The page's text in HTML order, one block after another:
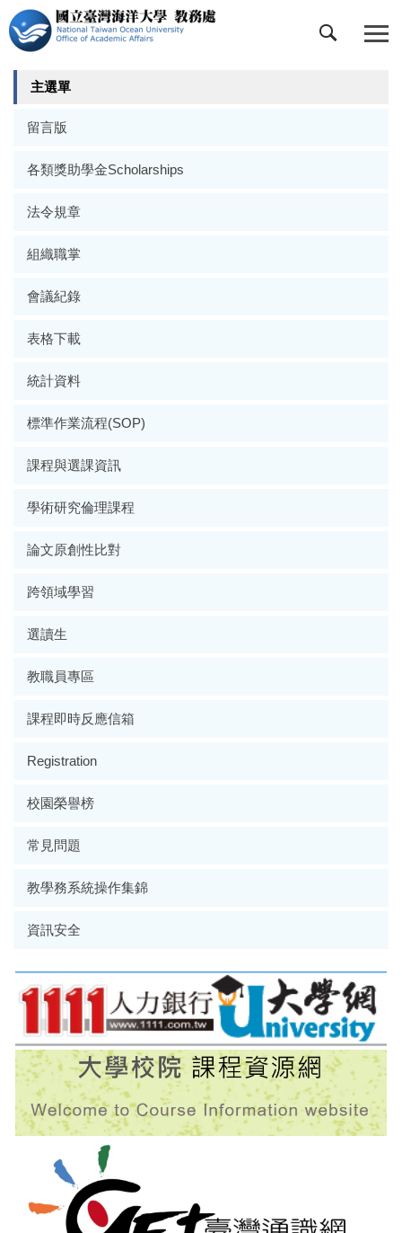
跳
到
主
要
主選單
留言版
各類獎助學金Scholarships
法令規章
組織職掌
會議紀錄
表格下載
統計資料
標準作業流程(SOP)
課程與選課資訊
學術研究倫理課程
論文原創性比對
跨領域學習
選讀生
教職員專區
課程即時反應信箱
Registration
校園榮譽榜
常見問題
教學務系統操作集錦
資訊安全